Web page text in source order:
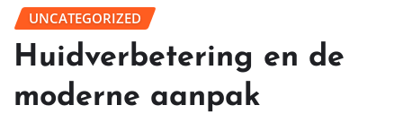
UNCATEGORIZED
Huidverbetering en de
moderne aanpak